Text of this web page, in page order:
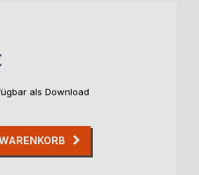
als Download